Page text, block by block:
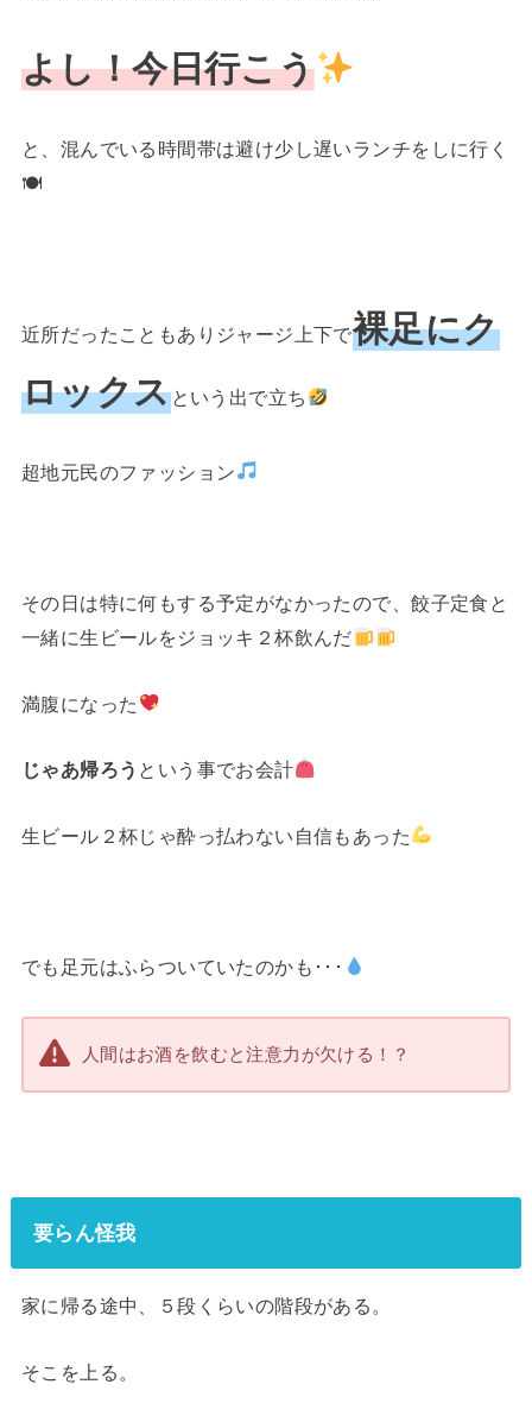
よし！今日行こう
と、混んでいる時間帯は避け少し遅いランチをしに行く
🍽
近所だったこともありジャージ上下で裸足にク
ロックスという出で立ち
超地元民のファッション
その日は特に何もする予定がなかったので、餃子定食と
一緒に生ビールをジョッキ２杯飲んだ
満腹になった
じゃあ帰ろう という事でお会計
生ビール２杯じゃ酔っ払わない自信もあった
でも足元はふらついていたのかも･･･
人間はお酒を飲むと注意力が欠ける！？
要らん怪我
家に帰る途中、５段くらいの階段がある。
そこを上る。